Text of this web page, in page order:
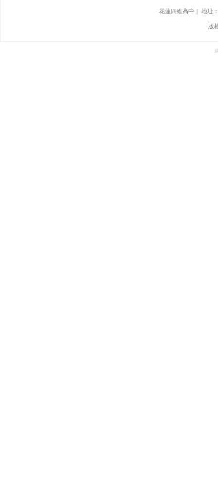
花蓮四維高中｜ 地址
版